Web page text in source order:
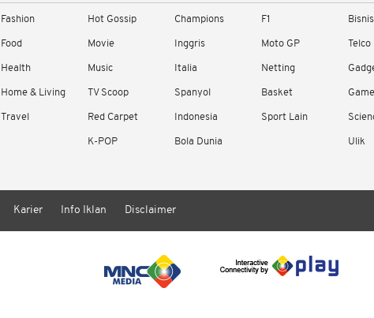
Fashion
Food
Health
Home & Living
Travel
Hot Gossip
Movie
Music
TV Scoop
Red Carpet
K-POP
Champions
Inggris
Italia
Spanyol
Indonesia
Bola Dunia
F1
Moto GP
Netting
Basket
Sport Lain
Bisnis
Telco
Game
Ulik
Karier Info Iklan Disclaimer